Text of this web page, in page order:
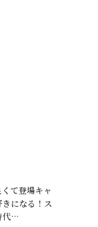
て登場キャ
になる！ス
代…